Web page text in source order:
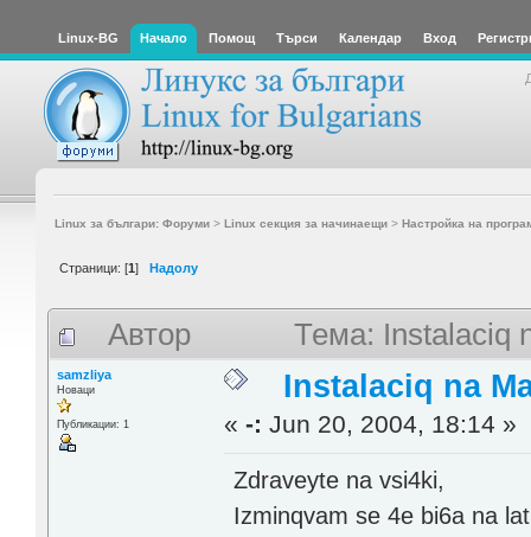
Linux-BG Начало Помощ Търси Календар Вход
Linux за българи: Форуми> Linux секция за начинаещи> Настройка на
Страници: [1] Надолу
Автор Тема: Instalaciq
samzliya
Новаци
Публикации: 1
Instalaciq na
«-: Jun 20, 2004, 18:14 »
Zdraveyte na vsi4ki,
Izminqvam se 4e bi6a na